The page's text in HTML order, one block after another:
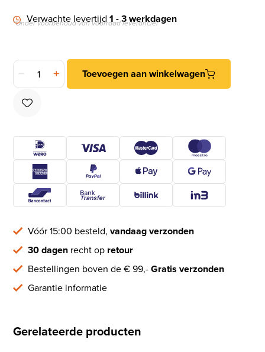
Verwachte levertijd1 - 3 werkdagen
*Onder voorbehoud van voorraad leverancier
DX Anti-diefstalketting gehard staal 6 x 900 mm aantal
Toevoegen aan winkelwagen
Vóór 15:00 besteld,vandaag verzonden
30 dagen recht op retour
Bestellingen boven de € 99,-Gratis verzonden
Garantie informatie
Gerelateerde producten